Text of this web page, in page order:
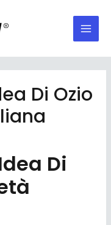
Di Ozio
Di